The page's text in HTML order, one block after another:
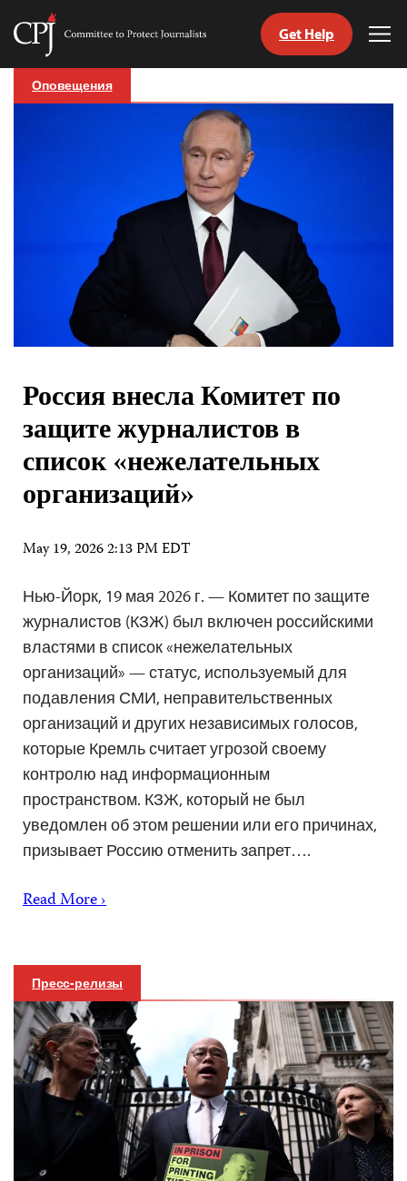
Skip
Committee
Protect
Journalists
Get Help
Оповещения
Россия внесла Комитет по
защите журналистов в
список «нежелательных
организаций»
May 19, 2026 2:13 PM EDT
Нью-Йорк, 19 мая 2026 г. — Комитет по защите
журналистов (КЗЖ) был включен российскими
властями в список «нежелательных
организаций» — статус, используемый для
подавления СМИ, неправительственных
организаций и других независимых голосов,
которые Кремль считает угрозой своему
контролю над информационным
пространством. КЗЖ, который не был
уведомлен об этом решении или его причинах,
призывает Россию отменить запрет….
Read More ›
Пресс-релизы